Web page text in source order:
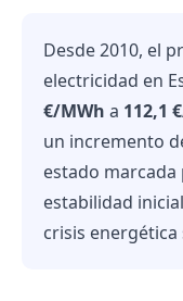
Desde 2010, el
electricidad en
€/MWh a 112,1
un incremento
estado
estabilidad
crisis